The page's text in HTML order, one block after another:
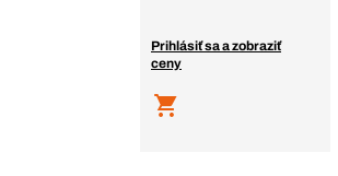
Prihlásiť sa a zobraziť
ceny